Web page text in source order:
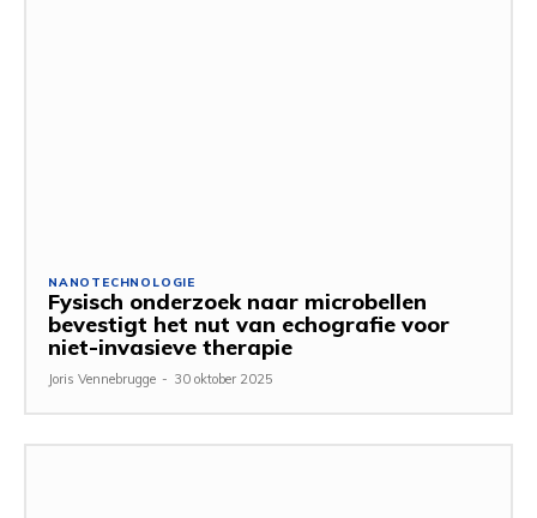
NANOTECHNOLOGIE
Fysisch onderzoek naar microbellen
bevestigt het nut van echografie voor
niet-invasieve therapie
Joris Vennebrugge - 30 oktober 2025